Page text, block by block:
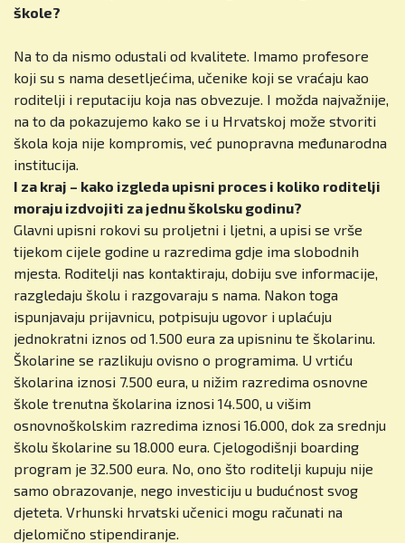
škole?
Na to da nismo odustali od kvalitete. Imamo profesore
koji su s nama desetljećima, učenike koji se vraćaju kao
roditelji i reputaciju koja nas obvezuje. I možda najvažnije,
na to da pokazujemo kako se i u Hrvatskoj može stvoriti
škola koja nije kompromis, već punopravna međunarodna
institucija.
I za kraj – kako izgleda upisni proces i koliko roditelji
moraju izdvojiti za jednu školsku godinu?
Glavni upisni rokovi su proljetni i ljetni, a upisi se vrše
tijekom cijele godine u razredima gdje ima slobodnih
mjesta. Roditelji nas kontaktiraju, dobiju sve informacije,
razgledaju školu i razgovaraju s nama. Nakon toga
ispunjavaju prijavnicu, potpisuju ugovor i uplaćuju
jednokratni iznos od 1.500 eura za upisninu te školarinu.
Školarine se razlikuju ovisno o programima. U vrtiću
školarina iznosi 7.500 eura, u nižim razredima osnovne
škole trenutna školarina iznosi 14.500, u višim
osnovnoškolskim razredima iznosi 16.000, dok za srednju
školu školarine su 18.000 eura. Cjelogodišnji boarding
program je 32.500 eura. No, ono što roditelji kupuju nije
samo obrazovanje, nego investiciju u budućnost svog
djeteta. Vrhunski hrvatski učenici mogu računati na
djelomično stipendiranje.